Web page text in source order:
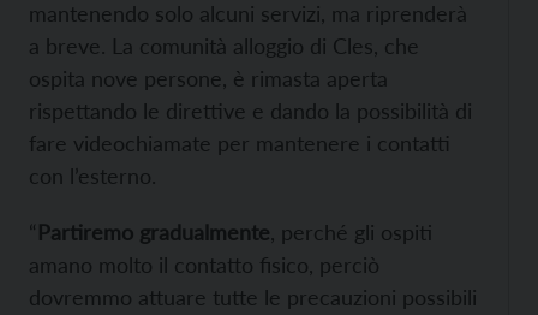
mantenendo solo alcuni servizi, ma riprenderà
a breve. La comunità alloggio di Cles, che
ospita nove persone, è rimasta aperta
rispettando le direttive e dando la possibilità di
fare videochiamate per mantenere i contatti
con l’esterno.
“Partiremo gradualmente, perché gli ospiti
amano molto il contatto fisico, perciò
dovremmo attuare tutte le precauzioni possibili